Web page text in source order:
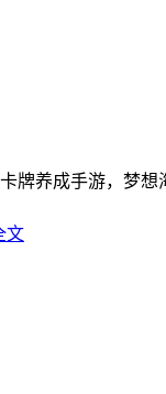
牌养成手游，梦
文